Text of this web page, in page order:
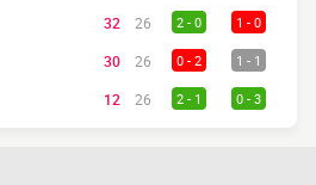
32 26 2 - 0 1 - 0
30 26 0 - 2 1 - 1
12 26 2 - 1 0 - 3